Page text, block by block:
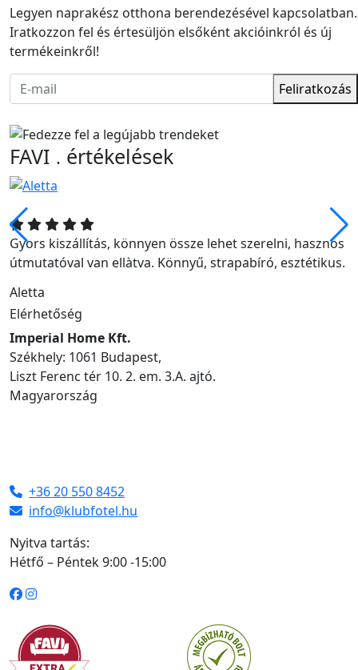
Legyen naprakész otthona berendezésével kapcsolatban.
Iratkozzon fel és értesüljön elsőként akcióinkról és új
termékeinkről!
Feliratkozás
FAVI . értékelések
Gyors kiszállítás, könnyen össze lehet szerelni, hasznos
útmutatóval van ellàtva. Könnyű, strapabíró, esztétikus.
Aletta
Elérhetőség
Imperial Home Kft.
Székhely: 1061 Budapest,
Liszt Ferenc tér 10. 2. em. 3.A. ajtó.
Magyarország
+36 20 550 8452
info@klubfotel.hu
Nyitva tartás:
Hétfő – Péntek 9:00 -15:00